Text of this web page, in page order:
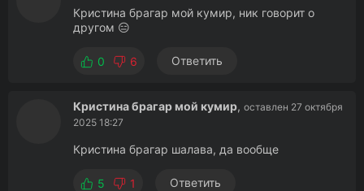
Кристина брагар мой кумир, ник говорит о
другом 😑
0 6 Ответить
Кристина брагар мой кумир, оставлен 27 октября
2025 18:27
Кристина брагар шалава, да вообще
5 1 Ответить